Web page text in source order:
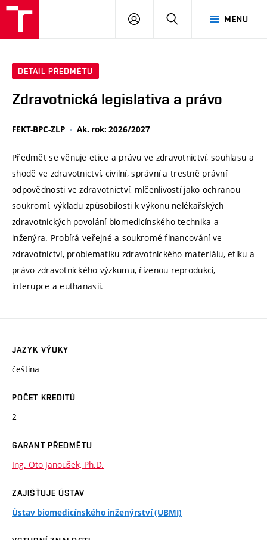
MENU
PŘIHLÁSIT
DETAIL PŘEDMĚTU
Zdravotnická legislativa a právo
FEKT-BPC-ZLP Ak. rok: 2026/2027
Předmět se věnuje etice a právu ve zdravotnictví, souhlasu a
shodě ve zdravotnictví, civilní, správní a trestně právní
odpovědnosti ve zdravotnictví, mlčenlivostí jako ochranou
soukromí, výkladu způsobilosti k výkonu nelékařských
zdravotnických povolání biomedicínského technika a
inženýra. Probírá veřejné a soukromé financování ve
zdravotnictví, problematiku zdravotnického materiálu, etiku a
právo zdravotnického výzkumu, řízenou reprodukci,
interupce a euthanasii.
JAZYK VÝUKY
čeština
POČET KREDITŮ
2
GARANT PŘEDMĚTU
Ing. Oto Janoušek, Ph.D.
ZAJIŠŤUJE ÚSTAV
Ústav biomedicínského inženýrství (UBMI)